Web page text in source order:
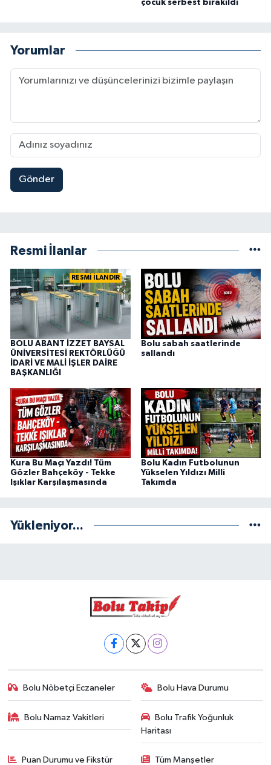
çocuk serbest bırakıldı
Yorumlar
Gönder
Resmi İlanlar
RESMİ İLANDIR
BOLU ABANT İZZET BAYSAL
ÜNİVERSİTESİ REKTÖRLÜĞÜ
İDARİ VE MALİ İŞLER DAİRE
BAŞKANLIĞI
Bolu sabah saatlerinde
sallandı
Kura Bu Maçı Yazdı! Tüm
Gözler Bahçeköy - Tekke
Işıklar Karşılaşmasında
Bolu Kadın Futbolunun
Yükselen Yıldızı Milli
Takımda
Yükleniyor...
Bolu Nöbetçi Eczaneler Bolu Hava Durumu
Bolu Namaz Vakitleri
Bolu Trafik Yoğunluk
Haritası
Puan Durumu ve Fikstür Tüm Manşetler